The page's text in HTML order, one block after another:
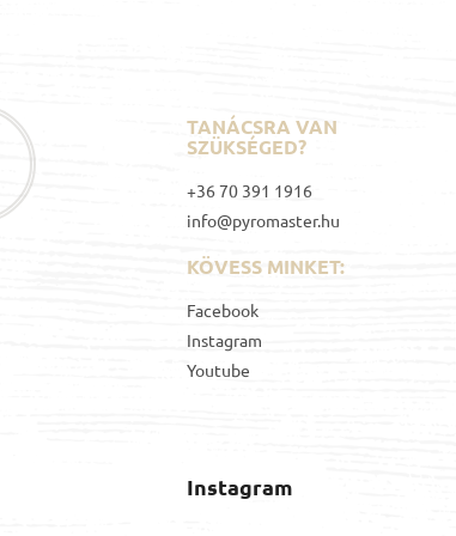
TANÁCSRA VAN
SZÜKSÉGED?
+36 70 391 1916
info@pyromaster.hu
KÖVESS MINKET:
Facebook
Instagram
Youtube
Instagram